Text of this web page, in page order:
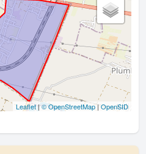
Leaflet|© OpenStreetMap|OpenSID